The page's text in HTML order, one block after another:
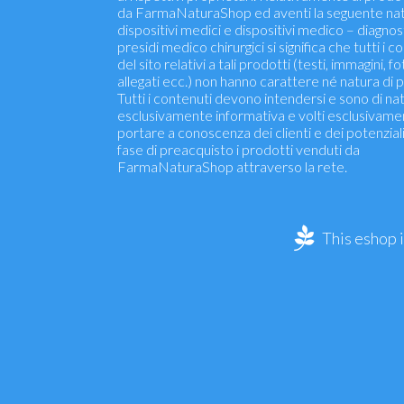
da FarmaNaturaShop ed aventi la seguente
dispositivi medici e dispositivi medico –
presidi medico chirurgici si significa che tutti i
del sito relativi a tali prodotti (testi, immagini,
allegati ecc.) non hanno carattere né natura di
Tutti i contenuti devono intendersi e sono di
esclusivamente informativa e volti
portare a conoscenza dei clienti e dei
fase di preacquisto i prodotti venduti da
FarmaNaturaShop attraverso la rete.
This eshop